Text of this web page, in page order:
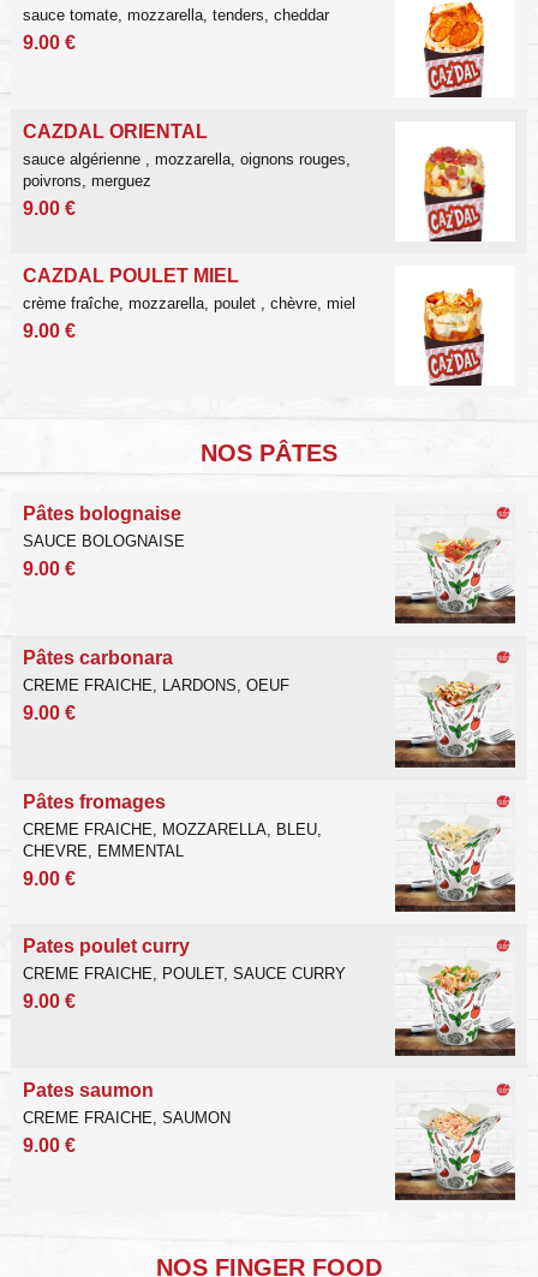
sauce tomate, mozzarella, tenders, cheddar
9.00 €
CAZDAL ORIENTAL
sauce algérienne , mozzarella, oignons rouges,
poivrons, merguez
9.00 €
CAZDAL POULET MIEL
crème fraîche, mozzarella, poulet , chèvre, miel
9.00 €
NOS PÂTES
Pâtes bolognaise
SAUCE BOLOGNAISE
9.00 €
Pâtes carbonara
CREME FRAICHE, LARDONS, OEUF
9.00 €
Pâtes fromages
CREME FRAICHE, MOZZARELLA, BLEU,
CHEVRE, EMMENTAL
9.00 €
Pates poulet curry
CREME FRAICHE, POULET, SAUCE CURRY
9.00 €
Pates saumon
CREME FRAICHE, SAUMON
9.00 €
NOS FINGER FOOD